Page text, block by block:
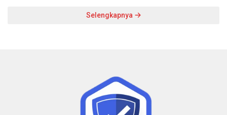
Selengkapnya